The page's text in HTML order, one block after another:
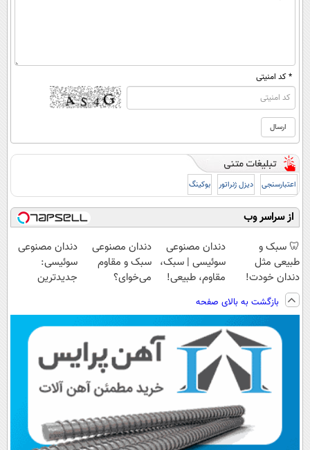
* کد امنیتی
اعتبارسنجی دیزل ژنراتور بوکینگ
از سراسر وب
🦷 سبک و
طبیعی مثل
دندان خودت!
نصب آسان و
پرداخت اقساطی
💳 📍 تهران
دندان مصنوعی
سوئیسی | سبک،
مقاوم، طبیعی!
رایگان+پرداخت
اقساطی😍
دندان مصنوعی
سبک و مقاوم
می‌خوای؟
📍تهران
دندان مصنوعی
سوئیسی:
جدیدترین
پرداخت قسطی
بازگشت به بالای صفحه